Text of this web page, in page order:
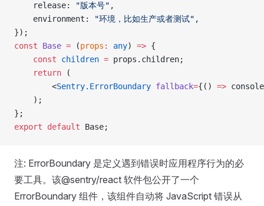
    release:
"版本号" ,
    environment:
"环境，比如生产或者测试" ,
});
const Base = (props : any) => {
    const
children = props.children;
    return
(
        <
Sentry.ErrorBoundary fallback={() =>
    );
};
export default Base;
注: ErrorBoundary 是定义遇到错误时应用程序行为的必
要工具。该@sentry/react 软件包公开了一个
ErrorBoundary 组件，该组件自动将 JavaScript 错误从